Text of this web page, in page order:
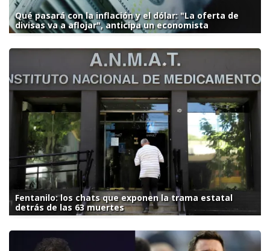
Qué pasará con la inflación y el dólar: "La oferta de
divisas va a aflojar", anticipa un economista
Fentanilo: los chats que exponen la trama estatal
detrás de las 63 muertes